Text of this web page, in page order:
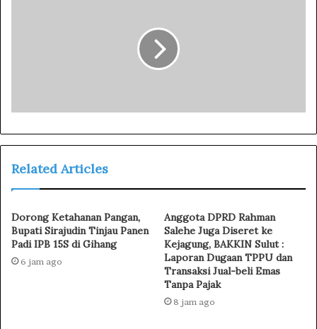
Related Articles
Dorong Ketahanan Pangan,
Bupati Sirajudin Tinjau Panen
Padi IPB 15S di Gihang
6 jam ago
Anggota DPRD Rahman
Salehe Juga Diseret ke
Kejagung, BAKKIN Sulut :
Laporan Dugaan TPPU dan
Transaksi Jual-beli Emas
Tanpa Pajak
8 jam ago